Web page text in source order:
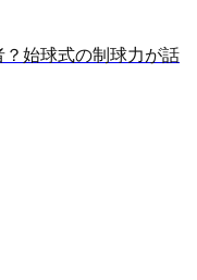
始球式の制球力が話